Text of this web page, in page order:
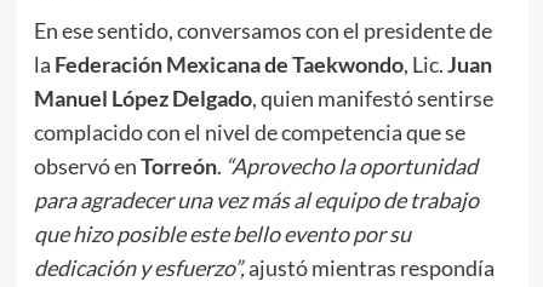
En ese sentido, conversamos con el presidente de
la Federación Mexicana de Taekwondo, Lic.Juan
Manuel López Delgado, quien manifestó sentirse
complacido con el nivel de competencia que se
observó enTorreón. “Aprovecho la oportunidad
para agradecer una vez más al equipo de trabajo
que hizo posible este bello evento por su
dedicación y esfuerzo”,ajustó mientras respondía